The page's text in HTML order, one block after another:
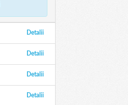
Detalii
Detalii
Detalii
Detalii